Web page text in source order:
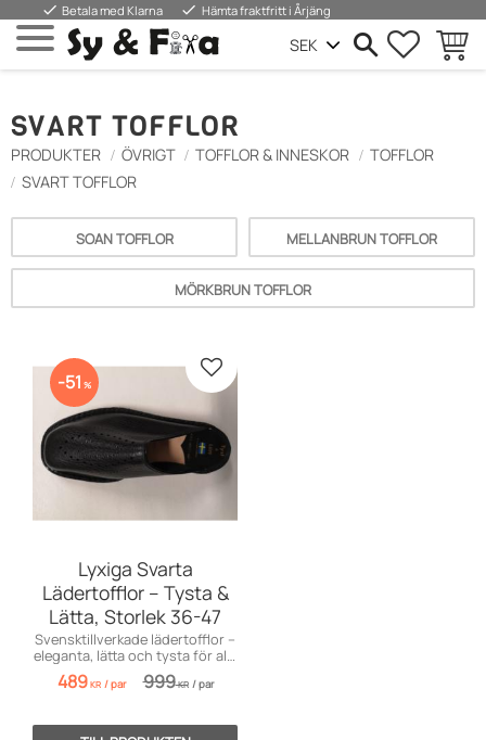
Meny
done Betala med Klarna done Hämta fraktfritt i Årjäng
SVART TOFFLOR
PRODUKTER ÖVRIGT TOFFLOR & INNESKOR
TOFFLOR
SVART TOFFLOR
SOAN TOFFLOR MELLANBRUN TOFFLOR
MÖRKBRUN TOFFLOR
Lyxiga Svarta
Lädertofflor – Tysta &
Lätta, Storlek 36-47
Svensktillverkade lädertofflor –
eleganta, lätta och tysta för alla
tillfällen.
489KR /par 999KR /par
51 % Lägg till i favoriter